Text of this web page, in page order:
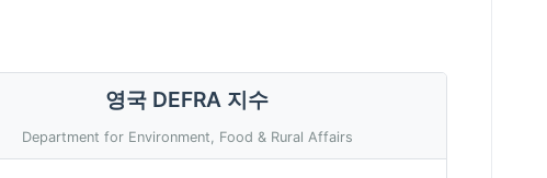
영국 DEFRA 지수
Department for Environment, Food & Rural Affairs